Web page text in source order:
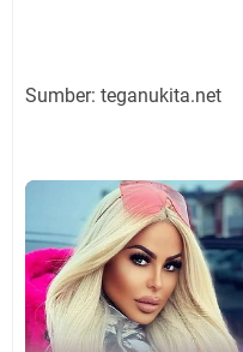
Sumber: teganukita.net